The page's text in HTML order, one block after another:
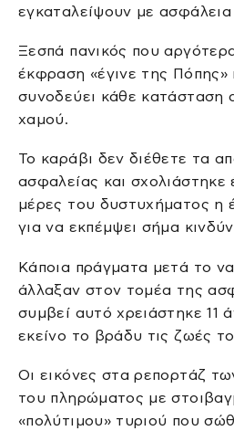
εγκαταλείψουν με ασφάλεια
Ξεσπά πανικός που
έκφραση «έγινε της Πόπης»
συνοδεύει κάθε κατάσταση
χαμού.
Το καράβι δεν διέθετε τα
ασφαλείας και σχολιάστηκε
μέρες του δυστυχήματος η
για να εκπέμψει σήμα
Κάποια πράγματα μετά το
άλλαξαν στον τομέα της
συμβεί αυτό χρειάστηκε 11
εκείνο το βράδυ τις ζωές
Οι εικόνες στα ρεπορτάζ
του πληρώματος με
«πολύτιμου» τυριού που